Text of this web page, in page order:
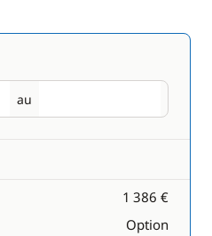
au
Retour
1 386 €
Option